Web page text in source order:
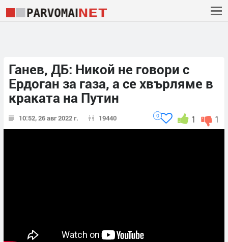
Ганев, ДБ: Никой не говори с
Ердоган за газа, а се хвърляме в
краката на Путин
10:52, 26 авг 2022 г. 19440 1
1
0